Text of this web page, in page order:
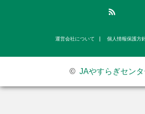
運営会社について 個人情報保護方
© JAやすらぎセンタ